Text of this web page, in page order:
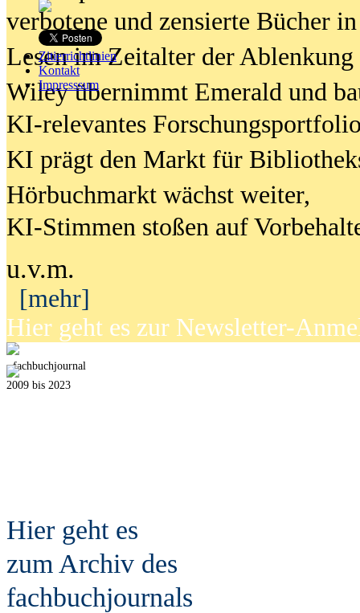
Zitierrichtlinien
Kontakt
Impresssum
verbotene und zensierte Bücher
Lesen im Zeitalter der Ablenkung
Wiley übernimmt Emerald und
KI-relevantes
KI prägt den Markt für
Hörbuchmarkt wächst weiter,
KI-Stimmen stoßen auf
u.v.m.
[mehr]
Hier geht es zur Newsletter-
fachbuchjournal
2009 bis 2023
Hier geht es
zum Archiv des
fachbuchjournals